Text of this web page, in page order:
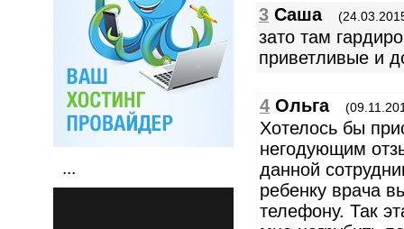
...
3 Cаша
зато там
приветливые и
4 Ольга
Хотелось бы
негодующим
данной
ребенку врача
телефону. Так